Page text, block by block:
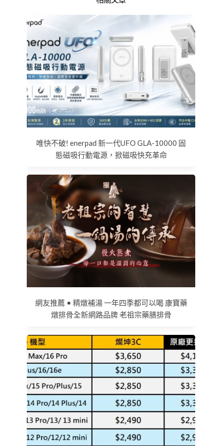
唯快不破! enerpad 新一代UFO GLA-10000 固
態磁吸行動電源，掀磁吸快充革命
網友推薦 • 精燉補湯 一年四季都可以喝 康寶藥
燉排骨全新網路品牌 老祖宗藥膳排骨